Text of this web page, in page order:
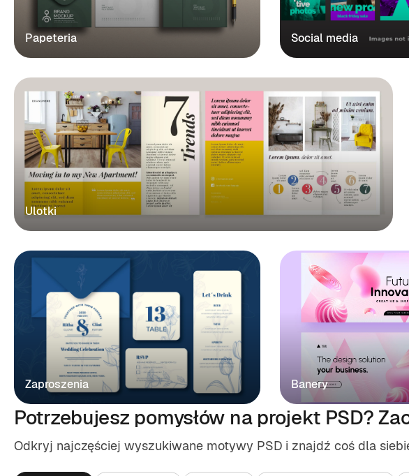
Papeteria Social media
Ulotki
Zaproszenia Banery
Potrzebujesz pomysłów na projekt PSD?
Odkryj najczęściej wyszukiwane motywy PSD i znajdź coś dla